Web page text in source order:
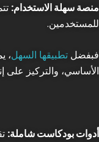
منصة سهلة الاستخدام:
للمستخدمين.
فبفضل تطبيقها السهل،
الأساسي، والتركيز على
أدوات بودكاست شاملة: